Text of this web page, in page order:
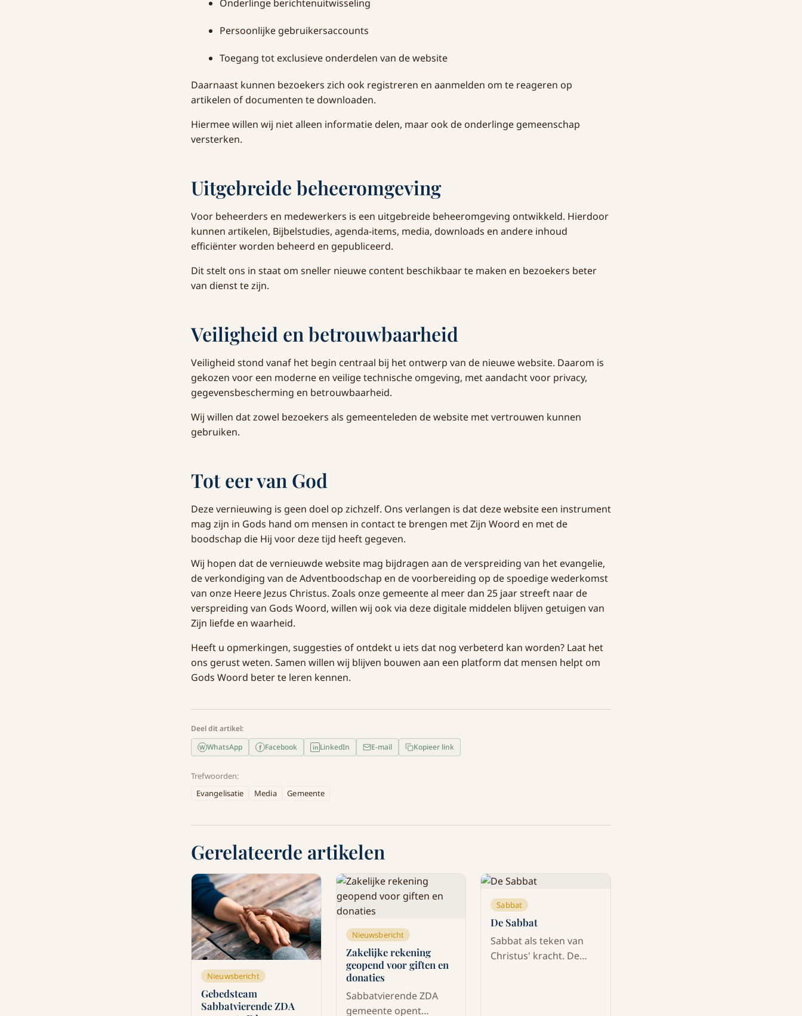
Onderlinge berichtenuitwisseling
Persoonlijke gebruikersaccounts
Toegang tot exclusieve onderdelen van de website
Daarnaast kunnen bezoekers zich ook registreren en aanmelden om te reageren op
artikelen of documenten te downloaden.
Hiermee willen wij niet alleen informatie delen, maar ook de onderlinge gemeenschap
versterken.
Uitgebreide beheeromgeving
Voor beheerders en medewerkers is een uitgebreide beheeromgeving ontwikkeld. Hierdoor
kunnen artikelen, Bijbelstudies, agenda-items, media, downloads en andere inhoud
efficiënter worden beheerd en gepubliceerd.
Dit stelt ons in staat om sneller nieuwe content beschikbaar te maken en bezoekers beter
van dienst te zijn.
Veiligheid en betrouwbaarheid
Veiligheid stond vanaf het begin centraal bij het ontwerp van de nieuwe website. Daarom is
gekozen voor een moderne en veilige technische omgeving, met aandacht voor privacy,
gegevensbescherming en betrouwbaarheid.
Wij willen dat zowel bezoekers als gemeenteleden de website met vertrouwen kunnen
gebruiken.
Tot eer van God
Deze vernieuwing is geen doel op zichzelf. Ons verlangen is dat deze website een instrument
mag zijn in Gods hand om mensen in contact te brengen met Zijn Woord en met de
boodschap die Hij voor deze tijd heeft gegeven.
Wij hopen dat de vernieuwde website mag bijdragen aan de verspreiding van het evangelie,
de verkondiging van de Adventboodschap en de voorbereiding op de spoedige wederkomst
van onze Heere Jezus Christus. Zoals onze gemeente al meer dan 25 jaar streeft naar de
verspreiding van Gods Woord, willen wij ook via deze digitale middelen blijven getuigen van
Zijn liefde en waarheid.
Heeft u opmerkingen, suggesties of ontdekt u iets dat nog verbeterd kan worden? Laat het
ons gerust weten. Samen willen wij blijven bouwen aan een platform dat mensen helpt om
Gods Woord beter te leren kennen.
Deel dit artikel:
W WhatsApp f Facebook in LinkedIn E-mail Kopieer link
Trefwoorden:
Evangelisatie
Media Gemeente
Gerelateerde artikelen
Nieuwsbericht
Gebedsteam
Sabbatvierende ZDA
Nieuwsbericht
Zakelijke rekening
geopend voor giften en
donaties
Sabbatvierende ZDA
gemeente opent
Sabbat
De Sabbat
Sabbat als teken van
Christus' kracht. De